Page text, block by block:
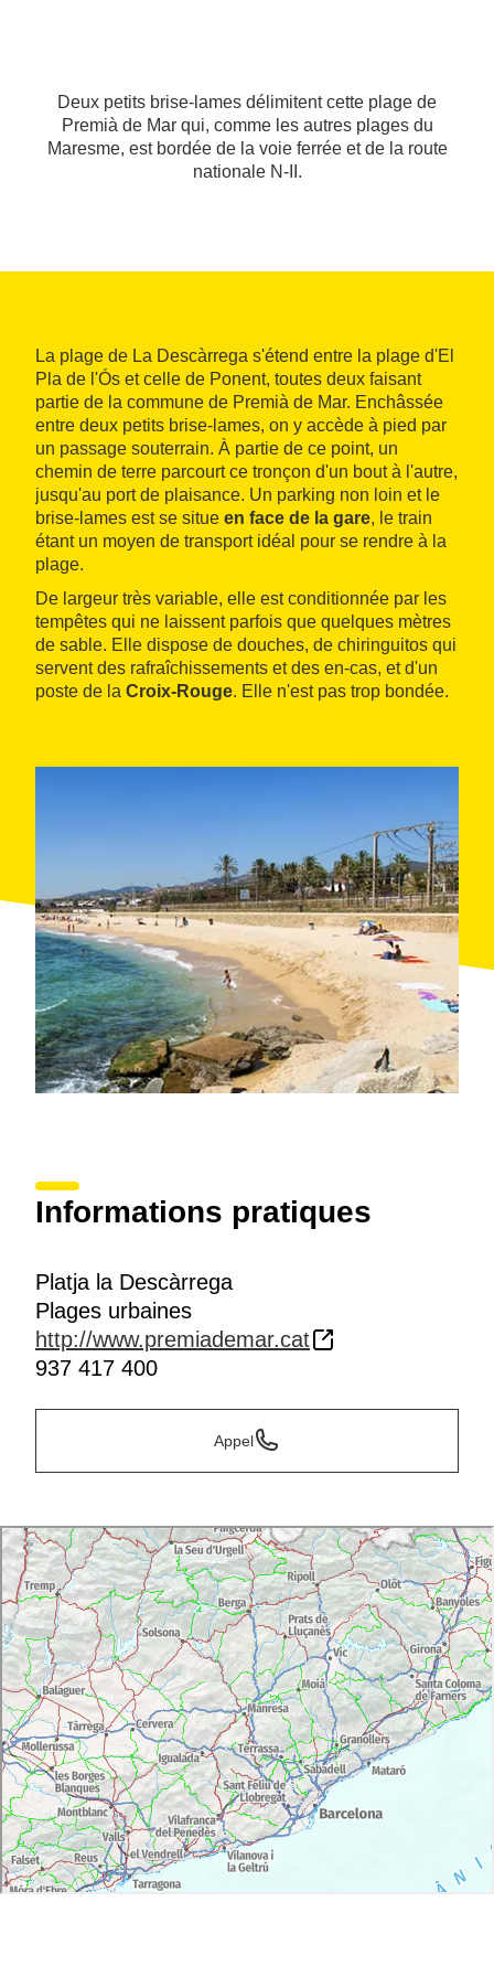
Deux petits brise-lames délimitent cette plage de
Premià de Mar qui, comme les autres plages du
Maresme, est bordée de la voie ferrée et de la route
nationale N-II.
La plage de La Descàrrega s'étend entre la plage d'El
Pla de l'Ós et celle de Ponent, toutes deux faisant
partie de la commune de Premià de Mar. Enchâssée
entre deux petits brise-lames, on y accède à pied par
un passage souterrain. À partie de ce point, un
chemin de terre parcourt ce tronçon d'un bout à l'autre,
jusqu'au port de plaisance. Un parking non loin et le
brise-lames est se situe en face de la gare, le train
étant un moyen de transport idéal pour se rendre à la
plage.
De largeur très variable, elle est conditionnée par les
tempêtes qui ne laissent parfois que quelques mètres
de sable. Elle dispose de douches, de chiringuitos qui
servent des rafraîchissements et des en-cas, et d'un
poste de la Croix-Rouge. Elle n'est pas trop bondée.
Informations pratiques
Platja la Descàrrega
Plages urbaines
http://www.premiademar.cat
937 417 400
Appel